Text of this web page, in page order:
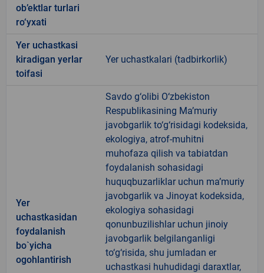
ob’ektlar turlari
ro‘yxati
Yer uchastkasi
kiradigan yerlar
toifasi
Yer uchastkalari (tadbirkorlik)
Yer
uchastkasidan
foydalanish
bo`yicha
ogohlantirish
Savdo g‘olibi O‘zbekiston
Respublikasining Ma’muriy
javobgarlik to‘g‘risidagi kodeksida,
ekologiya, atrof-muhitni
muhofaza qilish va tabiatdan
foydalanish sohasidagi
huquqbuzarliklar uchun ma’muriy
javobgarlik va Jinoyat kodeksida,
ekologiya sohasidagi
qonunbuzilishlar uchun jinoiy
javobgarlik belgilanganligi
to‘g‘risida, shu jumladan er
uchastkasi huhudidagi daraxtlar,